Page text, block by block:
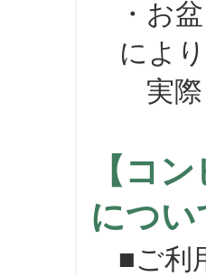
・お盆
によ
実際
【コ
につ
■ご利